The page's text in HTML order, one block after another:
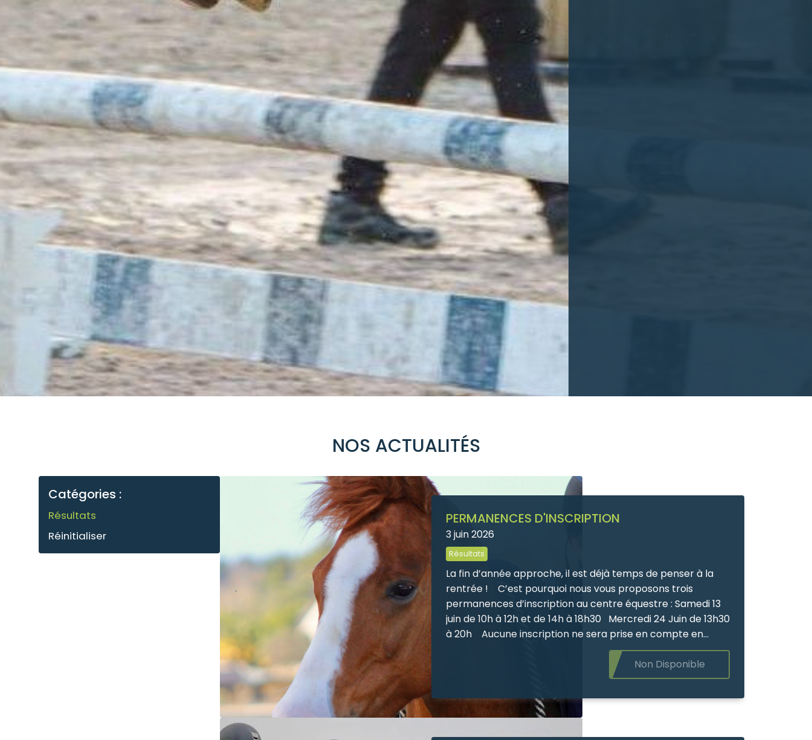
NOS ACTUALITÉS
Catégories :
Résultats
Réinitialiser
PERMANENCES D'INSCRIPTION
3 juin 2026
Résultats
La fin d’année approche, il est déjà temps de penser à la
rentrée ! C’est pourquoi nous vous proposons trois
permanences d’inscription au centre équestre : Samedi 13
juin de 10h à 12h et de 14h à 18h30 Mercredi 24 Juin de 13h30
à 20h Aucune inscription ne sera prise en compte en
dehors de ces permanences. Règlement accepté en
chèques ou espèces. Nous proposons des cours à l’année
pour tous les niveaux, du loisir à la compétition, à partir de 3
d’obstacles, Dressage... et bien d’autres disciplines !
Non Disponible